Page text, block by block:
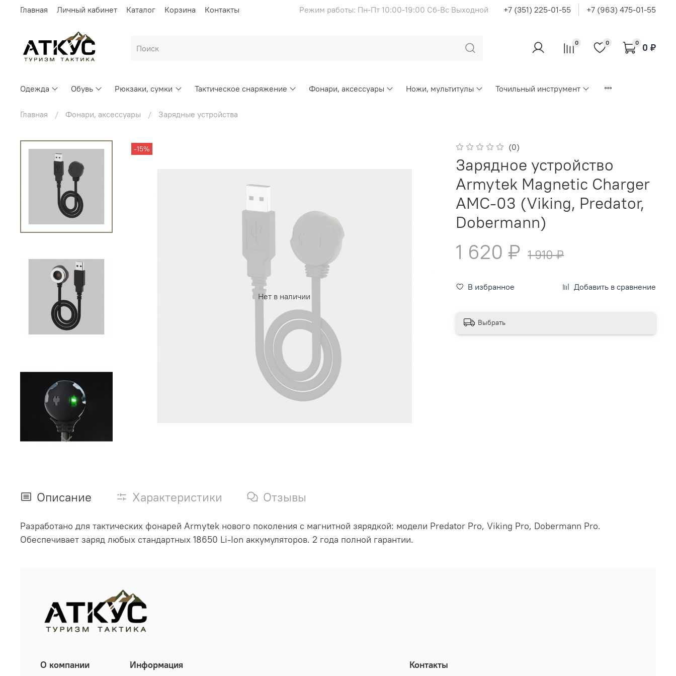
Главная Личный кабинет Каталог Корзина Контакты Режим работы: Пн-Пт 10:00-19:00 Сб-Вс Выходной +7 (351) 225-01-55 +7 (963) 475-01-55
0 0 0 0 ₽
Одежда Обувь Рюкзаки, сумки Тактическое снаряжение Фонари, аксессуары Ножи, мультитулы Точильный инструмент
Главная Фонари, аксессуары Зарядные устройства
Нет в наличии
-15% (0)
Зарядное устройство
Armytek Magnetic Charger
AMC-03 (Viking, Predator,
Dobermann)
1 620 ₽ 1 910 ₽
В избранное Добавить в сравнение
Выбрать
Описание Характеристики Отзывы
Разработано для тактических фонарей Armytek нового поколения с магнитной зярядкой: модели Predator Pro, Viking Pro, Dobermann Pro.
Обеспечивает заряд любых стандартных 18650 Li-Ion аккумуляторов. 2 года полной гарантии.
О компании Информация Контакты